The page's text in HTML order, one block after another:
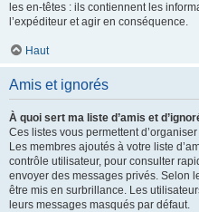
les en-têtes : ils contiennent les
l’expéditeur et agir en conséquence.
Haut
Amis et ignorés
À quoi sert ma liste d’amis et
Ces listes vous permettent
Les membres ajoutés à votre liste
contrôle utilisateur, pour consulter
envoyer des messages privés. Selon
être mis en surbrillance. Les
leurs messages masqués par défaut.